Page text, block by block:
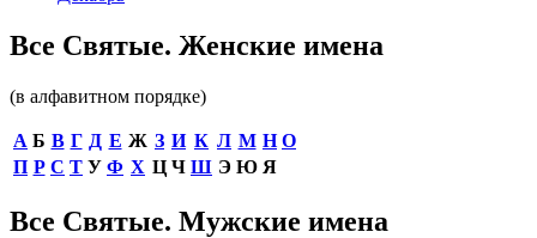
Все Святые. Женские имена
(в алфавитном порядке)
А Б В Г Д Е Ж З И К Л М Н О
П Р С Т У Ф Х Ц Ч Ш Э Ю Я
Все Святые. Мужские имена